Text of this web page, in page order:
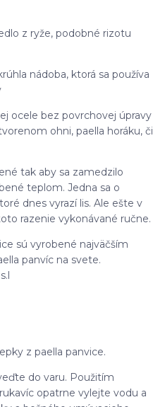
z ryže, podobné rizotu
nádoba, ktorá sa používa
ocele bez povrchovej úpravy
ohni, paella horáku, či
tak aby sa zamedzilo
teplom. Jedna sa o
dnes vyrazí lis. Ale ešte v
razenie vykonávané ručne.
sú vyrobené najväčším
panvíc na svete.
z paella panvice.
do varu. Použitím
opatrne vylejte vodu a